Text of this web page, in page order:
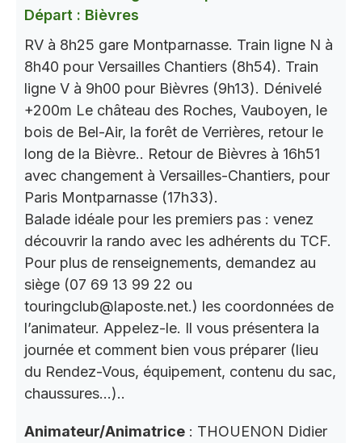
Départ : Bièvres
RV à 8h25 gare Montparnasse. Train ligne N à
8h40 pour Versailles Chantiers (8h54). Train
ligne V à 9h00 pour Bièvres (9h13). Dénivelé
+200m Le château des Roches, Vauboyen, le
bois de Bel-Air, la forêt de Verrières, retour le
long de la Bièvre.. Retour de Bièvres à 16h51
avec changement à Versailles-Chantiers, pour
Paris Montparnasse (17h33).
Balade idéale pour les premiers pas : venez
découvrir la rando avec les adhérents du TCF.
Pour plus de renseignements, demandez au
siège (07 69 13 99 22 ou
touringclub@laposte.net.) les coordonnées de
l’animateur. Appelez-le. Il vous présentera la
journée et comment bien vous préparer (lieu
du Rendez-Vous, équipement, contenu du sac,
chaussures…)..
Animateur/Animatrice : THOUENON Didier